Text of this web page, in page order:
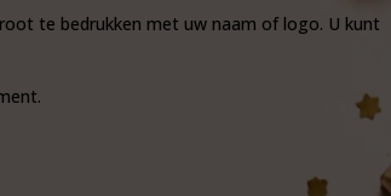
te bedrukken met uw naam of logo. U kunt